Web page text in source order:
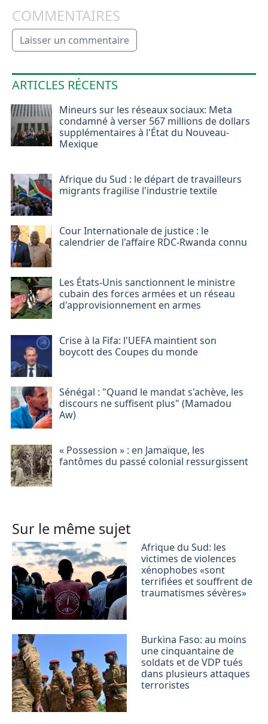
COMMENTAIRES
Laisser un commentaire
ARTICLES RÉCENTS
Mineurs sur les réseaux sociaux: Meta
condamné à verser 567 millions de dollars
supplémentaires à l'État du Nouveau-
Mexique
Afrique du Sud : le départ de travailleurs
migrants fragilise l'industrie textile
Cour Internationale de justice : le
calendrier de l'affaire RDC-Rwanda connu
Les États-Unis sanctionnent le ministre
cubain des forces armées et un réseau
d'approvisionnement en armes
Crise à la Fifa: l'UEFA maintient son
boycott des Coupes du monde
Sénégal : "Quand le mandat s'achève, les
discours ne suffisent plus" (Mamadou
Aw)
« Possession » : en Jamaïque, les
fantômes du passé colonial ressurgissent
Sur le même sujet
Afrique du Sud: les
victimes de violences
xénophobes «sont
terrifiées et souffrent de
traumatismes sévères»
Burkina Faso: au moins
une cinquantaine de
soldats et de VDP tués
dans plusieurs attaques
terroristes